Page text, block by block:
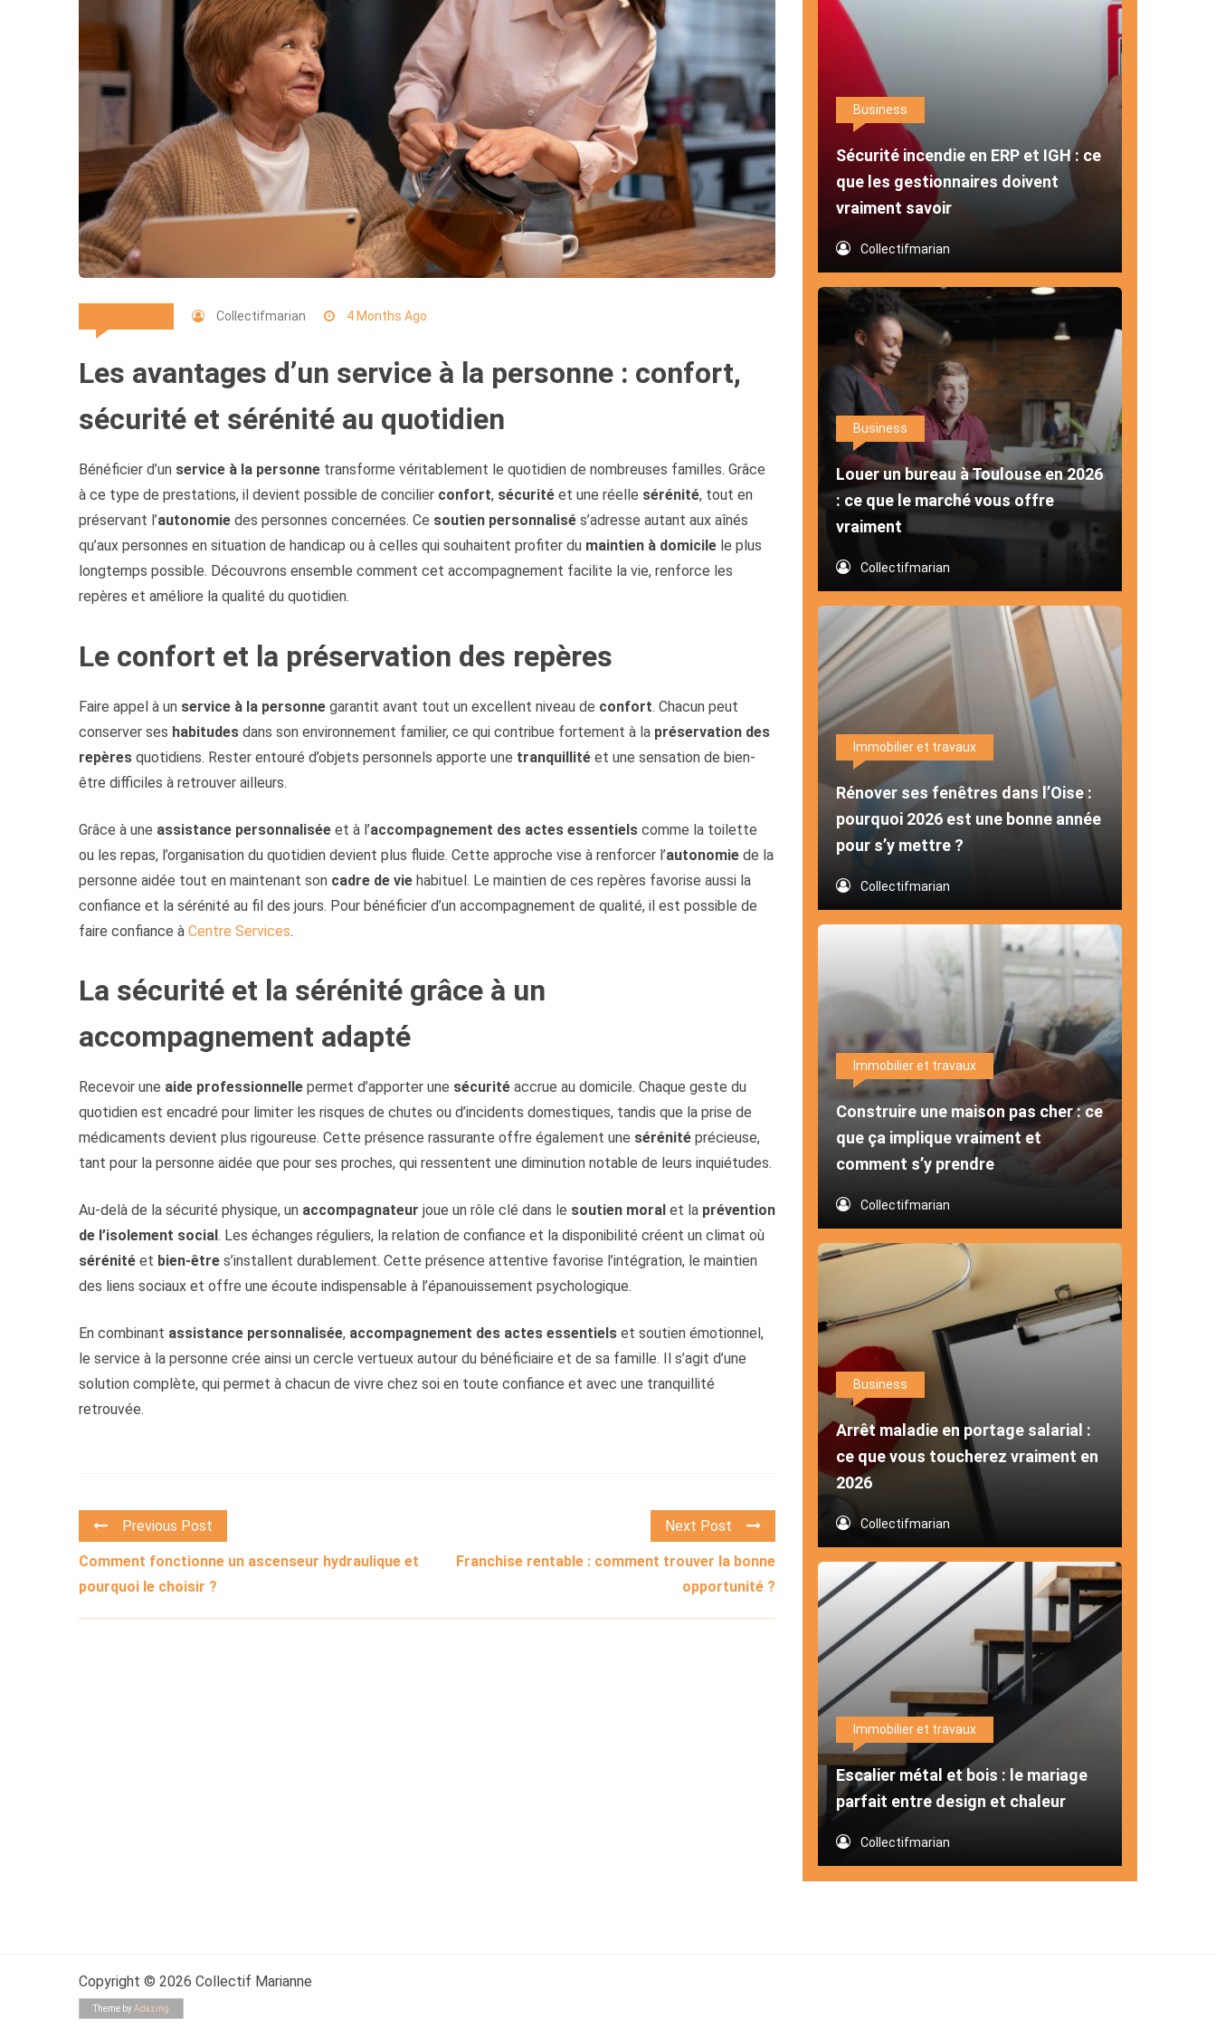
Collectifmarian 4 Months Ago
Les avantages d’un service à la personne : confort,
sécurité et sérénité au quotidien
Bénéficier d’un service à la personne transforme véritablement le quotidien de nombreuses familles. Grâce
à ce type de prestations, il devient possible de concilier confort, sécurité et une réelle sérénité, tout en
préservant l’autonomie des personnes concernées. Ce soutien personnalisé s’adresse autant aux aînés
qu’aux personnes en situation de handicap ou à celles qui souhaitent profiter du maintien à domicile le plus
longtemps possible. Découvrons ensemble comment cet accompagnement facilite la vie, renforce les
repères et améliore la qualité du quotidien.
Le confort et la préservation des repères
Faire appel à un service à la personne garantit avant tout un excellent niveau de confort. Chacun peut
conserver ses habitudes dans son environnement familier, ce qui contribue fortement à la préservation des
repères quotidiens. Rester entouré d’objets personnels apporte une tranquillité et une sensation de bien-
être difficiles à retrouver ailleurs.
Grâce à une assistance personnalisée et à l’accompagnement des actes essentiels comme la toilette
ou les repas, l’organisation du quotidien devient plus fluide. Cette approche vise à renforcer l’autonomie de la
personne aidée tout en maintenant son cadre de vie habituel. Le maintien de ces repères favorise aussi la
confiance et la sérénité au fil des jours. Pour bénéficier d’un accompagnement de qualité, il est possible de
faire confiance à Centre Services.
La sécurité et la sérénité grâce à un
accompagnement adapté
Recevoir une aide professionnelle permet d’apporter une sécurité accrue au domicile. Chaque geste du
quotidien est encadré pour limiter les risques de chutes ou d’incidents domestiques, tandis que la prise de
médicaments devient plus rigoureuse. Cette présence rassurante offre également une sérénité précieuse,
tant pour la personne aidée que pour ses proches, qui ressentent une diminution notable de leurs inquiétudes.
Au-delà de la sécurité physique, un accompagnateur joue un rôle clé dans le soutien moral et la prévention
de l’isolement social . Les échanges réguliers, la relation de confiance et la disponibilité créent un climat où
sérénité et bien-être s’installent durablement. Cette présence attentive favorise l’intégration, le maintien
des liens sociaux et offre une écoute indispensable à l’épanouissement psychologique.
En combinant assistance personnalisée, accompagnement des actes essentiels et soutien émotionnel,
le service à la personne crée ainsi un cercle vertueux autour du bénéficiaire et de sa famille. Il s’agit d’une
solution complète, qui permet à chacun de vivre chez soi en toute confiance et avec une tranquillité
retrouvée.
Previous Post
Comment fonctionne un ascenseur hydraulique et
pourquoi le choisir ?
Next Post
Franchise rentable : comment trouver la bonne
opportunité ?
Business
Sécurité incendie en ERP et IGH : ce
que les gestionnaires doivent
vraiment savoir
Collectifmarian
Business
Louer un bureau à Toulouse en 2026
: ce que le marché vous offre
vraiment
Collectifmarian
Immobilier et travaux
Rénover ses fenêtres dans l’Oise :
pourquoi 2026 est une bonne année
pour s’y mettre ?
Collectifmarian
Immobilier et travaux
Construire une maison pas cher : ce
que ça implique vraiment et
comment s’y prendre
Collectifmarian
Business
Arrêt maladie en portage salarial :
ce que vous toucherez vraiment en
2026
Collectifmarian
Immobilier et travaux
Escalier métal et bois : le mariage
parfait entre design et chaleur
Collectifmarian
Copyright © 2026 Collectif Marianne
Theme byAdazing